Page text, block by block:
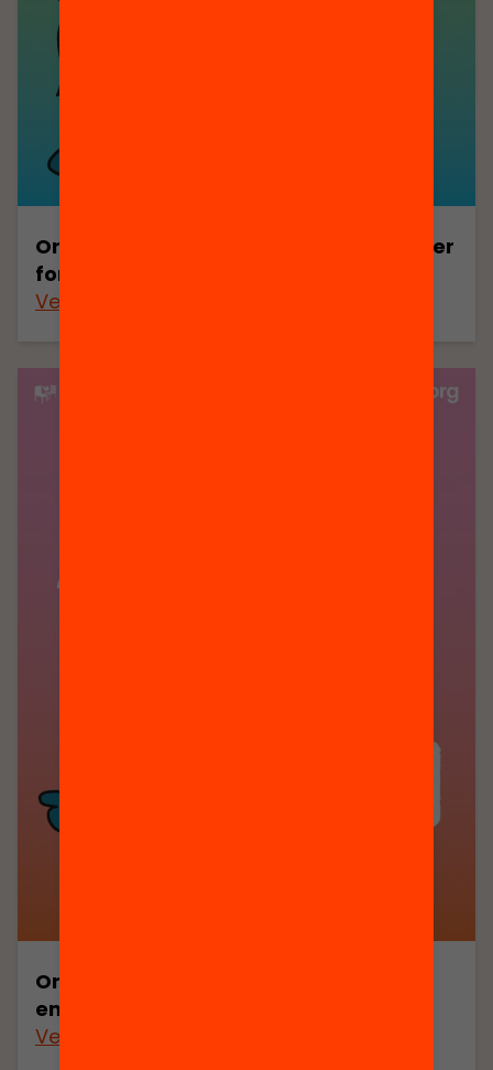
Orientacions per a entitats de lleure per
fomentar la lectura a l’estiu
Veure’n més
Orientacions per fomentar la lectura
entre infants a l’estiu
Veure’n més